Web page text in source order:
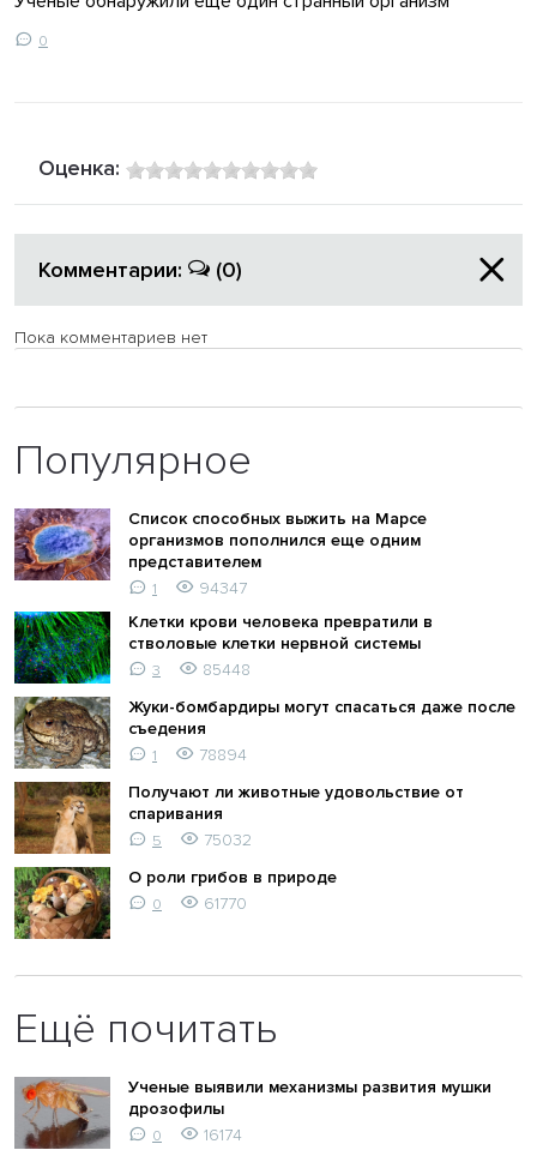
0
Оценка:
Комментарии: (0)
Пока комментариев нет
Популярное
Список способных выжить на Марсе
организмов пополнился еще одним
представителем
1
94347
Клетки крови человека превратили в
стволовые клетки нервной системы
3
85448
Жуки-бомбардиры могут спасаться даже после
съедения
1
78894
Получают ли животные удовольствие от
спаривания
5
75032
О роли грибов в природе
0 61770
Ещё почитать
Ученые выявили механизмы развития мушки
дрозофилы
0
16174